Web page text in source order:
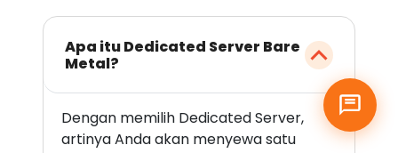
Apa itu Dedicated Server Bare
Metal?
Dengan memilih Dedicated Server,
artinya Anda akan menyewa satu